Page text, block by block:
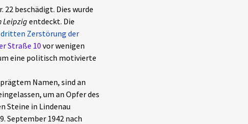
beschädigt. Dies wurde
Leipzig entdeckt. Die
dritten Zerstörung der
Straße 10 vor wenigen
eine politisch motivierte
Namen, sind an
um an Opfer des
Steine in Lindenau
September 1942 nach